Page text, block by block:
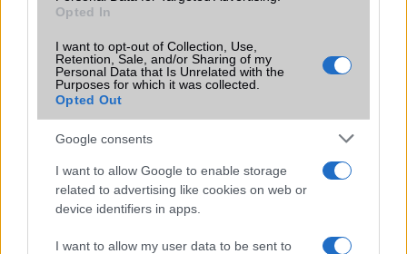
Opted In
I want to opt-out of Collection, Use,
Retention, Sale, and/or Sharing of my
Personal Data that Is Unrelated with the
Purposes for which it was collected.
Opted Out
Google consents
I want to allow Google to enable storage
related to advertising like cookies on web or
device identifiers in apps.
I want to allow my user data to be sent to
miközben a Pixel telefonokból továbbra is hiányzik.
Meg se jelent a Galaxy A22, de már tok kapható hozzá
Tekintse meg 360°-ban a Galaxy A22 5G-t!